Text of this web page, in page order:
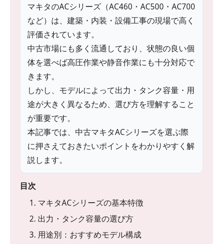
マキタのACシリーズ（AC460・AC500・AC700
など）は、建築・内装・設備工事の現場で高く
評価されています。
中古市場にも多く流通しており、状態の良い個
体を選べば高圧作業や静音作業にも十分対応で
きます。
しかし、モデルによって出力・タンク容量・用
途が大きく異なるため、選び方を理解すること
が重要です。
本記事では、中古マキタACシリーズを選ぶ際
に押さえておきたいポイントをわかりやすく解
説します。
目次
1. マキタACシリーズの基本特徴
2. 出力・タンク容量の選び方
3. 用途別：おすすめモデル構成